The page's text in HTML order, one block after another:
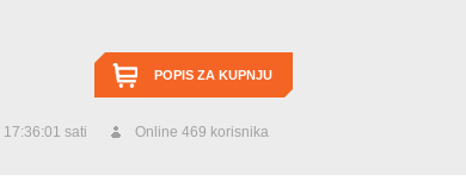
POPIS ZA KUPNJU
17:36:02 sati Online 469 korisnika